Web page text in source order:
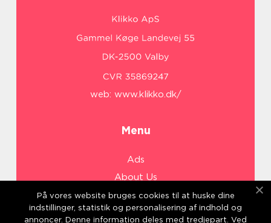
web: www.klikko.dk/
Menu
Ads
About Us
Cookies
Contact
På vores website bruges cookies til at huske dine
indstillinger, statistik og personalisering af indhold og
annoncer. Denne information deles med tredjepart. Ved